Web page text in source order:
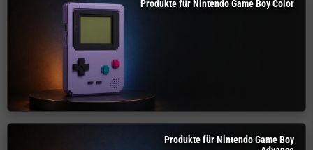
Produkte für Nintendo Game Boy Color
Produkte für Nintendo Game Boy